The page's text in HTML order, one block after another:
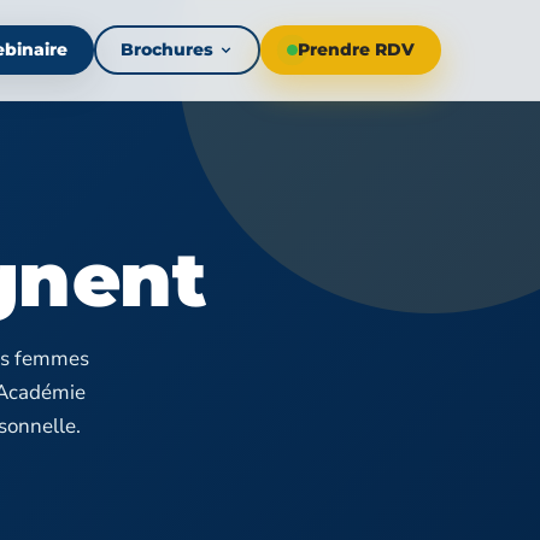
Brochures Prendre RDV
femmes